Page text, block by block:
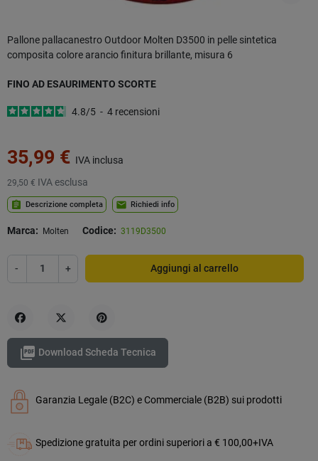
Pallone pallacanestro Outdoor Molten D3500 in pelle sintetica
composita colore arancio finitura brillante, misura 6
FINO AD ESAURIMENTO SCORTE
4.8/5 - 4 recensioni
35,99 € IVA inclusa
29,50 € IVA esclusa
assignment Descrizione completa mail Richiedi info
Marca: Molten Codice: 3119D3500
- + Aggiungi al carrello
 Download Scheda Tecnica
Garanzia Legale (B2C) e Commerciale (B2B) sui prodotti
Spedizione gratuita per ordini superiori a € 100,00+IVA